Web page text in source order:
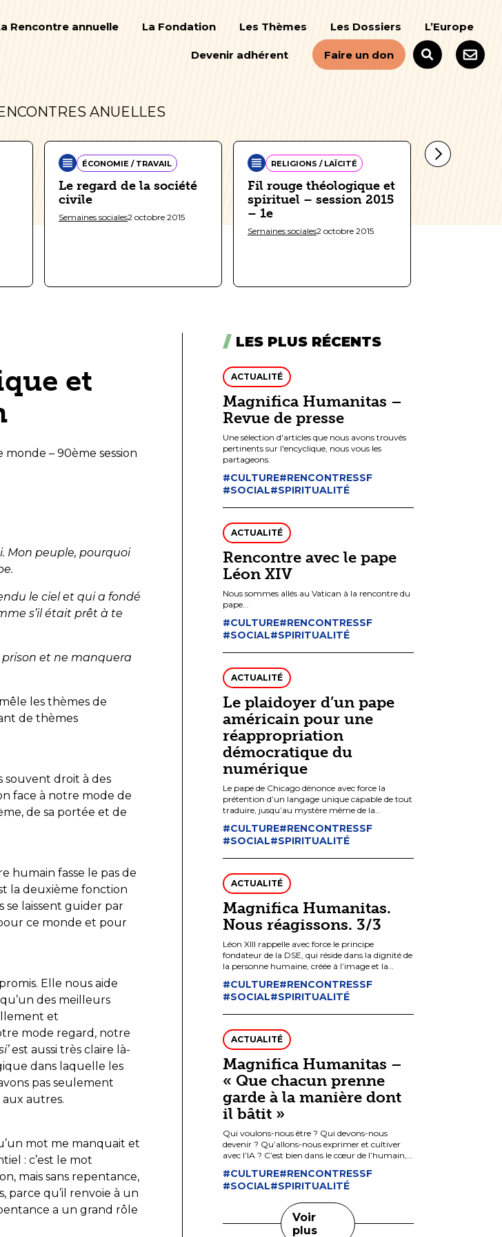
Rencontre annuelle La Fondation Les Thèmes Les Dossiers L’Europe
Devenir adhérent Faire un don
ANUELLES
ÉCONOMIE / TRAVAIL
Le regard de la société
civile
Semaines sociales2 octobre 2015
RELIGIONS / LAÏCITÉ
Fil rouge théologique et
spirituel – session 2015
– 1e
Semaines sociales2 octobre 2015
et
– 90ème session
Mon peuple, pourquoi
le ciel et qui a fondé
s’il était prêt à te
prison et ne manquera
les thèmes de
de thèmes
souvent droit à des
face à notre mode de
de sa portée et de
humain fasse le pas de
la deuxième fonction
se laissent guider par
ce monde et pour
Elle nous aide
des meilleurs
et
mode regard, notre
est aussi très claire là-
dans laquelle les
pas seulement
autres.
mot me manquait et
: c’est le mot
mais sans repentance,
parce qu’il renvoie à un
a un grand rôle
LES PLUS RÉCENTS
ACTUALITÉ
Magnifica Humanitas –
Revue de presse
Une sélection d'articles que nous avons trouvés
pertinents sur l'encyclique, nous vous les
partageons.
#CULTURE#RENCONTRESSF
#SOCIAL#SPIRITUALITÉ
ACTUALITÉ
Rencontre avec le pape
Léon XIV
Nous sommes allés au Vatican à la rencontre du
pape...
#CULTURE#RENCONTRESSF
#SOCIAL#SPIRITUALITÉ
ACTUALITÉ
Le plaidoyer d’un pape
américain pour une
réappropriation
démocratique du
numérique
Le pape de Chicago dénonce avec force la
prétention d’un langage unique capable de tout
traduire, jusqu’au mystère même de la
#CULTURE#RENCONTRESSF
#SOCIAL#SPIRITUALITÉ
ACTUALITÉ
Magnifica Humanitas.
Nous réagissons. 3/3
Léon XIII rappelle avec force le principe
fondateur de la DSE, qui réside dans la dignité de
la personne humaine, créée à l’image et la
être jugée sur des critères d’efficacité, ni
améliorée par la technique et considérée comme
#CULTURE#RENCONTRESSF
#SOCIAL#SPIRITUALITÉ
ACTUALITÉ
Magnifica Humanitas –
« Que chacun prenne
garde à la manière dont
il bâtit »
Qui voulons-nous être ? Qui devons-nous
devenir ? Qu’allons-nous exprimer et cultiver
avec l’IA ? C’est bien dans le cœur de l’humain,
choix premier : entre « une culture du pouvoir »
et une « culture de l’amour » « entre bâtir Babel
prétend dominer le ciel et un peuple qui, en
présence de Dieu, se met à travailler de manière
unie pour relever les murs de la coexistence
#CULTURE#RENCONTRESSF
#SOCIAL#SPIRITUALITÉ
Voir
plus